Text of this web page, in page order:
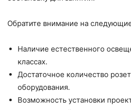
Обратите внимание на
Наличие естественного
классах.
Достаточное количество
оборудования.
Возможность установки